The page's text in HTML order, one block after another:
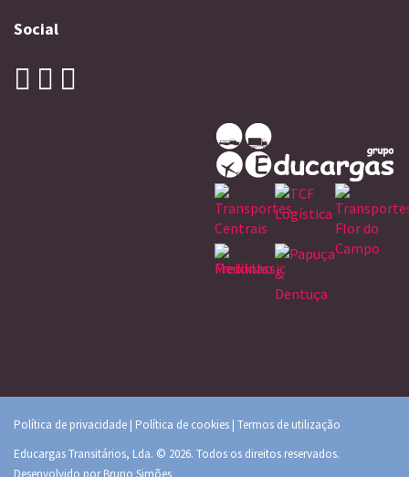
Social
Política de privacidade | Política de cookies | Termos de utilização
Educargas Transitários, Lda. © 2026. Todos os direitos reservados.